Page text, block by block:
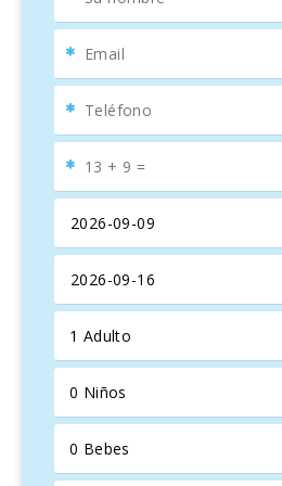
La propiedad goza de una
playa más grande de Mallorca, en
familiar. Aquí se pueden
entretenimiento, como deportes
bancos, centros médicos y
distancia, facilitando la estancia
Para los amantes de la
costeros y paseos marítimos que
aire fresco y explorar otras playas
km de la propiedad. También es
históricos fascinantes, como la
Pollentia, su teatro romano, y la
Descubre la esencia de Alcudia
Port d’Alcudia, antiguamente un
es hoy un destino vibrante y lleno